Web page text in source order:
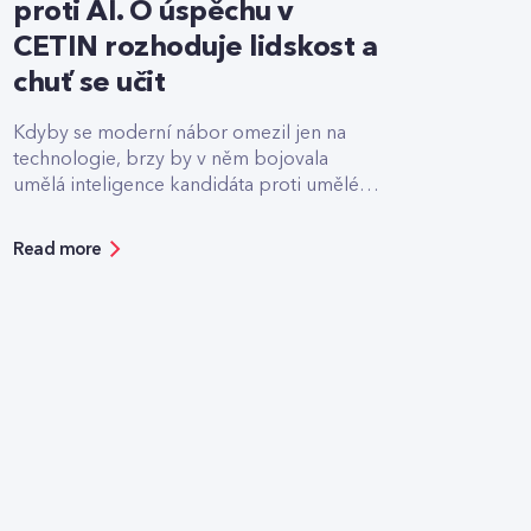
proti AI. O úspěchu v
CETIN rozhoduje lidskost a
chuť se učit
Kdyby se moderní nábor omezil jen na
technologie, brzy by v něm bojovala
umělá inteligence kandidáta proti umělé
Read more